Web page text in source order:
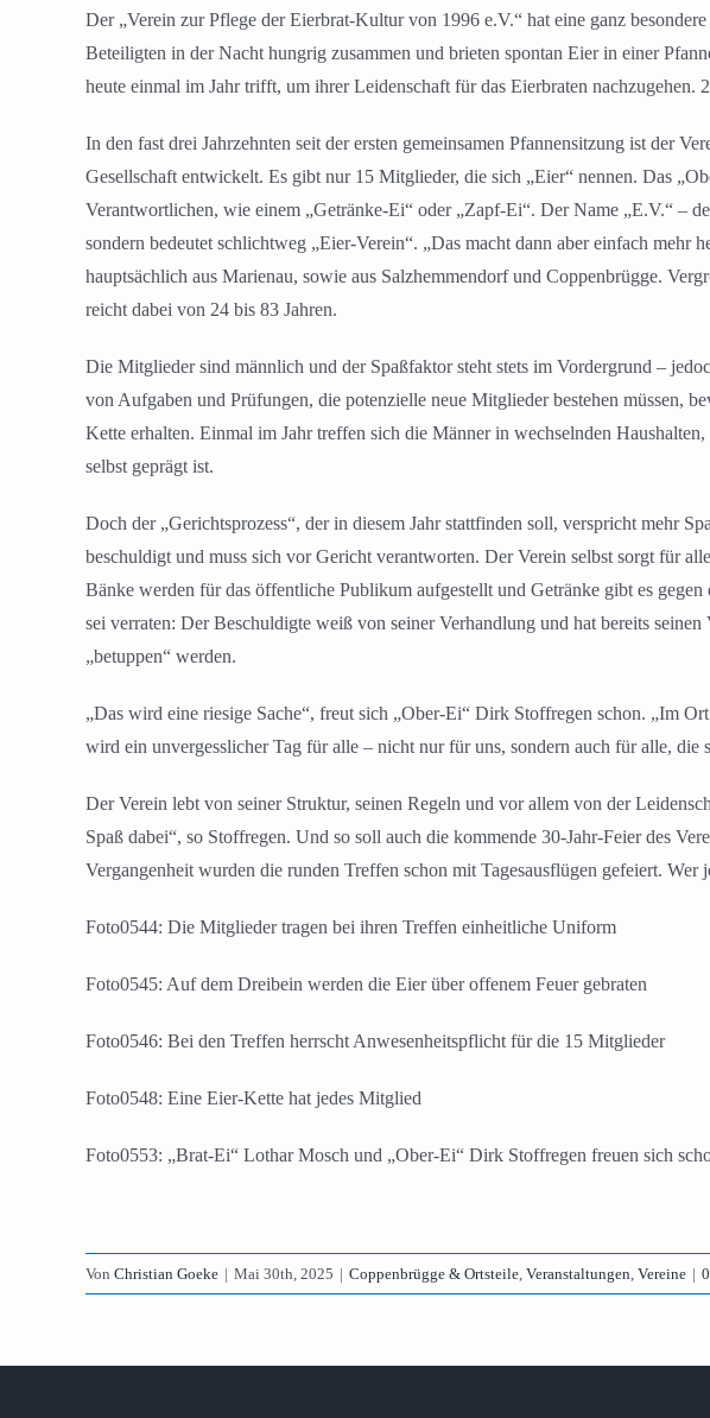
Der „Verein zur Pflege der Eierbrat-Kultur von 1996 e.V.“ hat eine ganz
Beteiligten in der Nacht hungrig zusammen und brieten spontan Eier in einer
heute einmal im Jahr trifft, um ihrer Leidenschaft für das Eierbraten nachzugehen.
In den fast drei Jahrzehnten seit der ersten gemeinsamen Pfannensitzung ist der
Gesellschaft entwickelt. Es gibt nur 15 Mitglieder, die sich „Eier“ nennen. Das
Verantwortlichen, wie einem „Getränke-Ei“ oder „Zapf-Ei“. Der Name „E.V.“ –
sondern bedeutet schlichtweg „Eier-Verein“. „Das macht dann aber einfach
hauptsächlich aus Marienau, sowie aus Salzhemmendorf und Coppenbrügge.
reicht dabei von 24 bis 83 Jahren.
Die Mitglieder sind männlich und der Spaßfaktor steht stets im Vordergrund –
von Aufgaben und Prüfungen, die potenzielle neue Mitglieder bestehen müssen,
Kette erhalten. Einmal im Jahr treffen sich die Männer in wechselnden
selbst geprägt ist.
Doch der „Gerichtsprozess“, der in diesem Jahr stattfinden soll, verspricht mehr
beschuldigt und muss sich vor Gericht verantworten. Der Verein selbst sorgt für
Bänke werden für das öffentliche Publikum aufgestellt und Getränke gibt es
sei verraten: Der Beschuldigte weiß von seiner Verhandlung und hat bereits
„betuppen“ werden.
„Das wird eine riesige Sache“, freut sich „Ober-Ei“ Dirk Stoffregen schon. „Im
wird ein unvergesslicher Tag für alle – nicht nur für uns, sondern auch für alle, die
Der Verein lebt von seiner Struktur, seinen Regeln und vor allem von der
Spaß dabei“, so Stoffregen. Und so soll auch die kommende 30-Jahr-Feier des
Vergangenheit wurden die runden Treffen schon mit Tagesausflügen gefeiert.
Foto0544: Die Mitglieder tragen bei ihren Treffen einheitliche Uniform
Foto0545: Auf dem Dreibein werden die Eier über offenem Feuer gebraten
Foto0546: Bei den Treffen herrscht Anwesenheitspflicht für die 15 Mitglieder
Foto0548: Eine Eier-Kette hat jedes Mitglied
Foto0553: „Brat-Ei“ Lothar Mosch und „Ober-Ei“ Dirk Stoffregen freuen sich
Von Christian Goeke | Mai 30th, 2025 | Coppenbrügge & Ortsteile, Veranstaltungen, Vereine |